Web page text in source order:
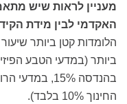
מעניין לראות שיש
האקדמי לבין מידת
הלומדות קטן ביותר
החינוך 10% בלבד).